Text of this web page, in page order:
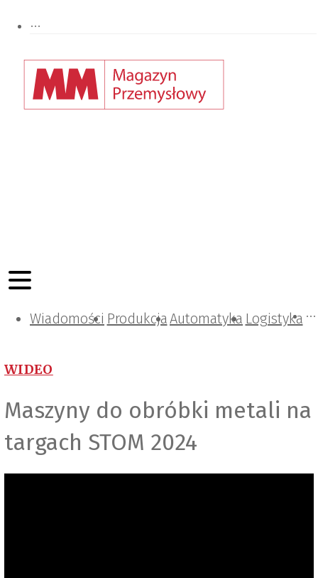
Wiadomości ProdukcjaAutomatyka Logistyka
Projektowanie i konstrukcje
Zarządzanie i IT
Tematy specjalne
WIDEO
Maszyny do obróbki metali na
targach STOM 2024